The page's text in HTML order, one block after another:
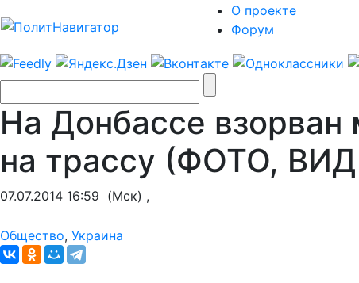
О проекте
Форум
На Донбассе взорван
на трассу (ФОТО,
07.07.2014 16:59 (Мск) ,
Общество, Украина